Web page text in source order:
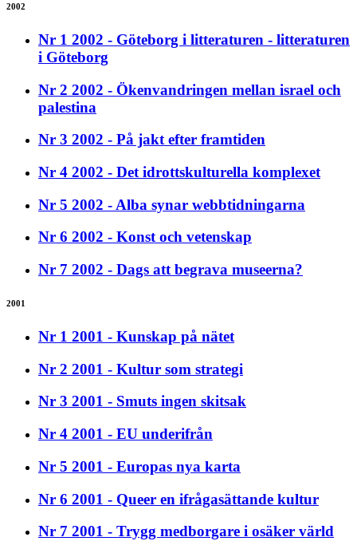
2002
Nr 1 2002 - Göteborg i litteraturen - litteraturen
i Göteborg
Nr 2 2002 - Ökenvandringen mellan israel och
palestina
Nr 3 2002 - På jakt efter framtiden
Nr 4 2002 - Det idrottskulturella komplexet
Nr 5 2002 - Alba synar webbtidningarna
Nr 6 2002 - Konst och vetenskap
Nr 7 2002 - Dags att begrava museerna?
2001
Nr 1 2001 - Kunskap på nätet
Nr 2 2001 - Kultur som strategi
Nr 3 2001 - Smuts ingen skitsak
Nr 4 2001 - EU underifrån
Nr 5 2001 - Europas nya karta
Nr 6 2001 - Queer en ifrågasättande kultur
Nr 7 2001 - Trygg medborgare i osäker värld